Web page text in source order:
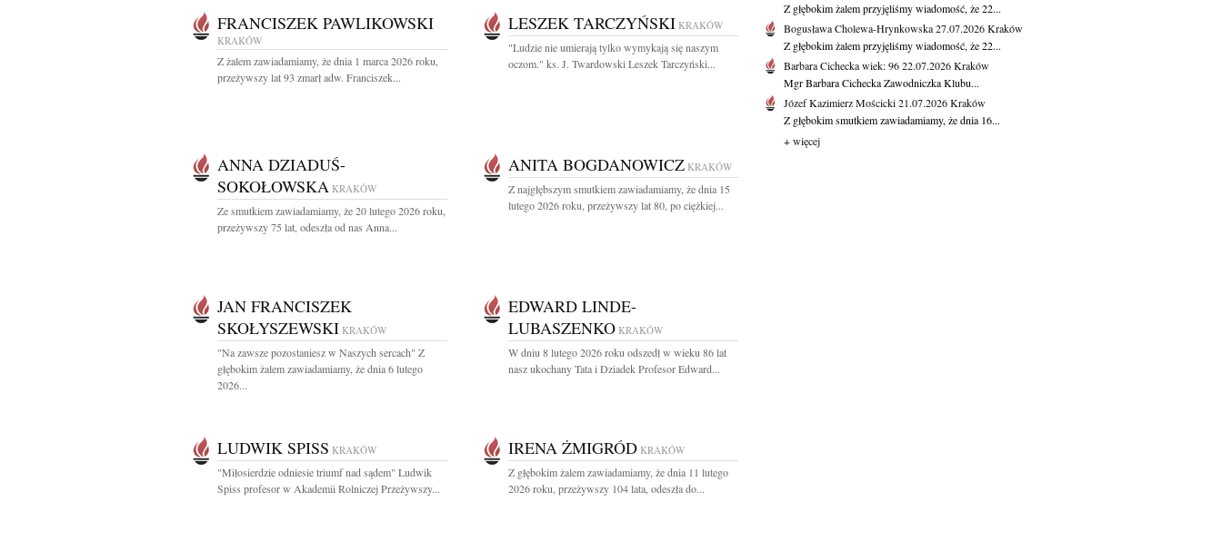
FRANCISZEK PAWLIKOWSKI
KRAKÓW
Z żalem zawiadamiamy, że dnia 1 marca 2026 roku,
przeżywszy lat 93 zmarł adw. Franciszek...
LESZEK TARCZYŃSKI KRAKÓW
"Ludzie nie umierają tylko wymykają się naszym
oczom." ks. J. Twardowski Leszek Tarczyński...
ANNA DZIADUŚ-
SOKOŁOWSKA KRAKÓW
Ze smutkiem zawiadamiamy, że 20 lutego 2026 roku,
przeżywszy 75 lat, odeszła od nas Anna...
ANITA BOGDANOWICZ KRAKÓW
Z najgłębszym smutkiem zawiadamiamy, że dnia 15
lutego 2026 roku, przeżywszy lat 80, po ciężkiej...
JAN FRANCISZEK
SKOŁYSZEWSKI KRAKÓW
"Na zawsze pozostaniesz w Naszych sercach" Z
głębokim żalem zawiadamiamy, że dnia 6 lutego
2026...
EDWARD LINDE-
LUBASZENKO KRAKÓW
W dniu 8 lutego 2026 roku odszedł w wieku 86 lat
nasz ukochany Tata i Dziadek Profesor Edward...
LUDWIK SPISS KRAKÓW
"Miłosierdzie odniesie triumf nad sądem" Ludwik
Spiss profesor w Akademii Rolniczej Przeżywszy...
IRENA ŻMIGRÓD KRAKÓW
Z głębokim żalem zawiadamiamy, że dnia 11 lutego
2026 roku, przeżywszy 104 lata, odeszła do...
Z głębokim żalem przyjęliśmy wiadomość, że 22...
Bogusława Cholewa-Hrynkowska27.07.2026Kraków
Z głębokim żalem przyjęliśmy wiadomość, że 22...
Barbara Cicheckawiek: 9622.07.2026Kraków
Mgr Barbara Cichecka Zawodniczka Klubu...
Józef Kazimierz Mościcki21.07.2026Kraków
Z głębokim smutkiem zawiadamiamy, że dnia 16...
+ więcej